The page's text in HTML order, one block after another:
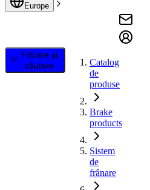
Europe
Filtrare și
căutare
Catalog
de
produse
Brake
products
Sistem
de
frânare